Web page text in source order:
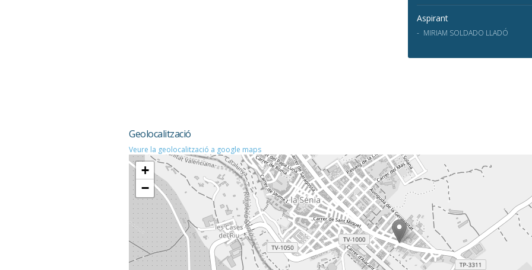
Aspirant
MIRIAM SOLDADO LLADÓ
Geolocalització
Veure la geolocalització a google maps
+
−